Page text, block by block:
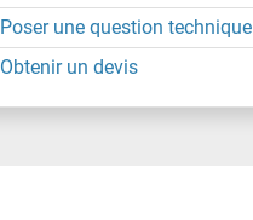
Poser une question technique
Obtenir un devis